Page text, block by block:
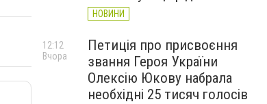
НОВИНИ
Петиція про присвоєння
звання Героя України
Олексію Юкову набрала
необхідні 25 тисяч голосів
12:12
Вчора